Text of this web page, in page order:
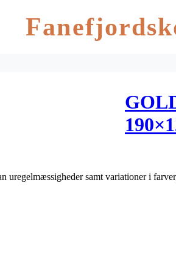
uregelmæssigheder samt variationer i